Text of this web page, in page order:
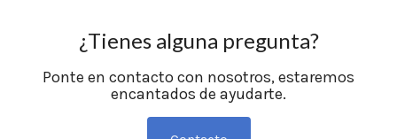
¿Tienes alguna pregunta?
Ponte en contacto con nosotros, estaremos
encantados de ayudarte.